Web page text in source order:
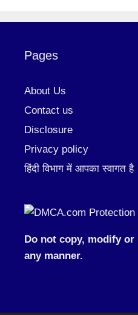
Pages
About Us
Contact us
Disclosure
Privacy policy
हिंदी विभाग में आपका स्वागत है
Do not copy, modify
any manner.